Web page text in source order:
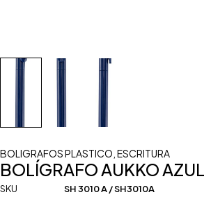
BOLIGRAFOS PLASTICO ESCRITURA
BOLÍGRAFO AUKKO AZUL
SKU SH 3010 A / SH3010A